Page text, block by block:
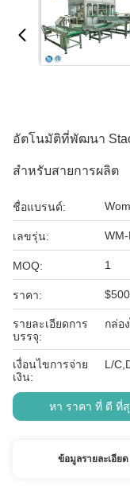
อัตโนมัติที่พัฒนา
สําหรับสายการผลิต
ชื่อแบรนด์:
เลขรุ่น:
MOQ: 1
ราคา:
รายละเอียดการ
บรรจุ:
กล่อ
เงื่อนไขการจ่าย
เงิน:
L/
หา ราคา ที่ ดี ที่
ข้อมูลรายละเอียด